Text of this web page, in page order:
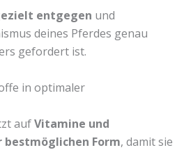
entgegen und
deines Pferdes genau
gefordert ist.
in optimaler
aufVitamine und
Form, damit sie